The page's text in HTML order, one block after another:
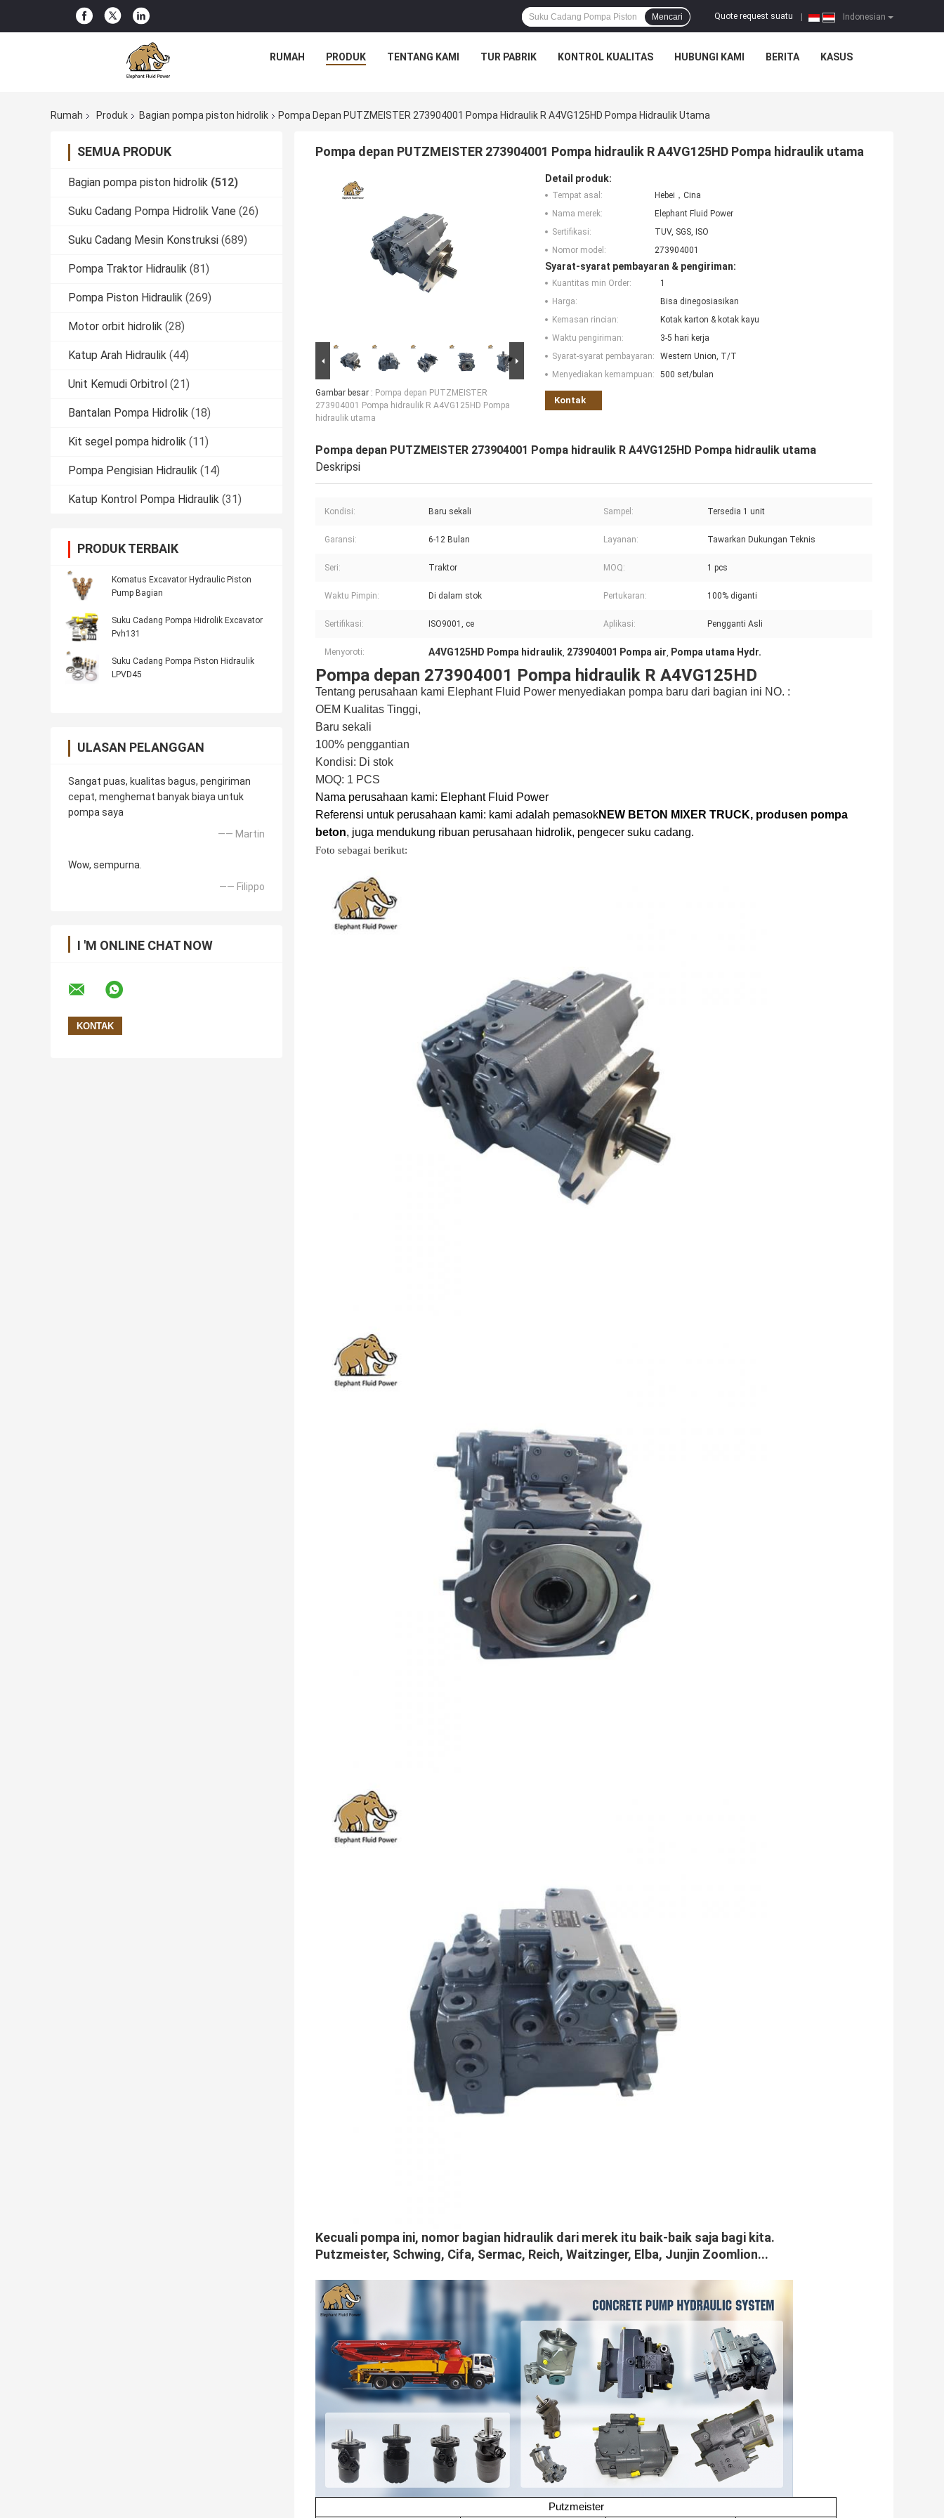
Indonesian
Quote request suatu
Mencari
RUMAH PRODUK TENTANG KAMI TUR PABRIK KONTROL KUALITAS HUBUNGI KAMI BERITA KASUS
Rumah Produk Bagian pompa piston hidrolik Pompa Depan PUTZMEISTER 273904001 Pompa Hidraulik R A4VG125HD Pompa Hidraulik Utama
SEMUA PRODUK
Bagian pompa piston hidrolik (512)
Suku Cadang Pompa Hidrolik Vane (26)
Suku Cadang Mesin Konstruksi (689)
Pompa Traktor Hidraulik (81)
Pompa Piston Hidraulik (269)
Motor orbit hidrolik (28)
Katup Arah Hidraulik (44)
Unit Kemudi Orbitrol (21)
Bantalan Pompa Hidrolik (18)
Kit segel pompa hidrolik (11)
Pompa Pengisian Hidraulik (14)
Katup Kontrol Pompa Hidraulik (31)
PRODUK TERBAIK
Komatus Excavator Hydraulic Piston
Pump Bagian
Suku Cadang Pompa Hidrolik Excavator
Pvh131
Suku Cadang Pompa Piston Hidraulik
LPVD45
ULASAN PELANGGAN
Sangat puas, kualitas bagus, pengiriman
cepat, menghemat banyak biaya untuk
pompa saya
—— Martin
Wow, sempurna.
—— Filippo
I 'M ONLINE CHAT NOW
Pompa depan PUTZMEISTER 273904001 Pompa hidraulik R A4VG125HD Pompa hidraulik utama
Gambar besar : Pompa depan PUTZMEISTER
273904001 Pompa hidraulik R A4VG125HD Pompa
hidraulik utama
Detail produk:
Tempat asal:
Hebei，Cina
Nama merek:
Elephant Fluid Power
Sertifikasi:
TUV, SGS, ISO
Nomor model:
273904001
Syarat-syarat pembayaran & pengiriman:
Kuantitas min Order:
1
Harga:
Bisa dinegosiasikan
Kemasan rincian:
Kotak karton & kotak kayu
Waktu pengiriman:
3-5 hari kerja
Syarat-syarat pembayaran:
Western Union, T/T
Menyediakan kemampuan:
500 set/bulan
Kontak
Pompa depan PUTZMEISTER 273904001 Pompa hidraulik R A4VG125HD Pompa hidraulik utama
Deskripsi
Kondisi: Baru sekali Sampel: Tersedia 1 unit
Garansi: 6-12 Bulan Layanan: Tawarkan Dukungan Teknis
Seri: Traktor MOQ: 1 pcs
Waktu Pimpin: Di dalam stok Pertukaran: 100% diganti
Sertifikasi: ISO9001, ce Aplikasi: Pengganti Asli
Menyoroti: A4VG125HD Pompa hidraulik, 273904001 Pompa air, Pompa utama Hydr.
Pompa depan 273904001 Pompa hidraulik R A4VG125HD
Tentang perusahaan kami Elephant Fluid Power menyediakan pompa baru dari bagian ini NO. :
OEM Kualitas Tinggi,
Baru sekali
100% penggantian
Kondisi: Di stok
MOQ: 1 PCS
Nama perusahaan kami: Elephant Fluid Power
Referensi untuk perusahaan kami: kami adalah pemasokNEW BETON MIXER TRUCK, produsen pompa
beton, juga mendukung ribuan perusahaan hidrolik, pengecer suku cadang.
Foto sebagai berikut:
Kecuali pompa ini, nomor bagian hidraulik dari merek itu baik-baik saja bagi kita.
Putzmeister, Schwing, Cifa, Sermac, Reich, Waitzinger, Elba, Junjin Zoomlion...
Putzmeister